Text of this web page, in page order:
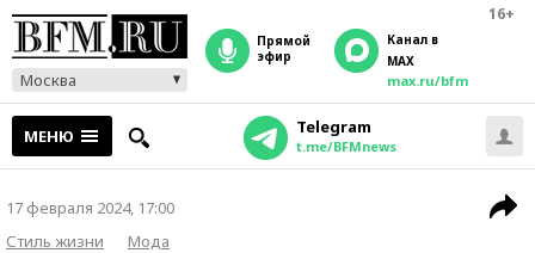
16+
Москва
прямой
эфир
Канал в
MAX
max.ru/bfm
МЕНЮ Telegram
t.me/BFMnews
17 февраля 2024, 17:00
Стиль жизни
Мода